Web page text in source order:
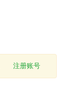
注册账号